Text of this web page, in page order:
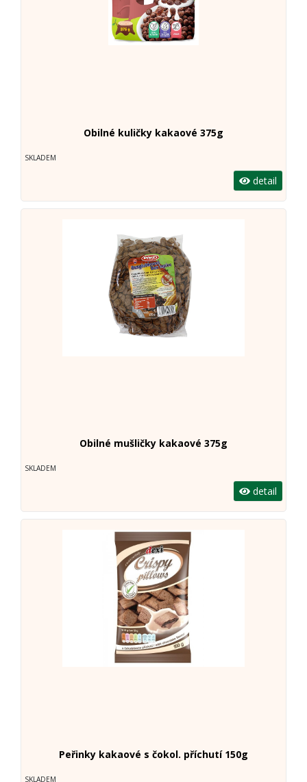
Obilné kuličky kakaové 375g
SKLADEM
detail
Obilné mušličky kakaové 375g
SKLADEM
detail
Peřinky kakaové s čokol. příchutí 150g
SKLADEM